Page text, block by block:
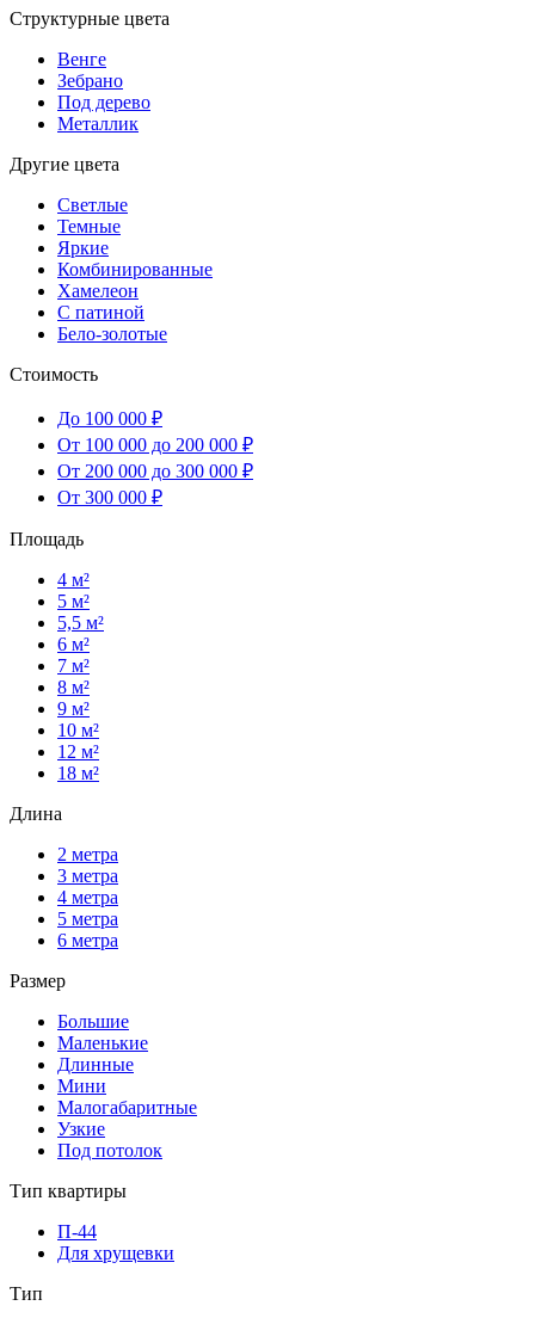
Структурные цвета
Венге
Зебрано
Под дерево
Металлик
Другие цвета
Светлые
Темные
Яркие
Комбинированные
Хамелеон
С патиной
Бело-золотые
Стоимость
До 100 000 ₽
От 100 000 до 200 000 ₽
От 200 000 до 300 000 ₽
От 300 000 ₽
Площадь
4 м²
5 м²
5,5 м²
6 м²
7 м²
8 м²
9 м²
10 м²
12 м²
18 м²
Длина
2 метра
3 метра
4 метра
5 метра
6 метра
Размер
Большие
Маленькие
Длинные
Мини
Малогабаритные
Узкие
Под потолок
Тип квартиры
П-44
Для хрущевки
Тип